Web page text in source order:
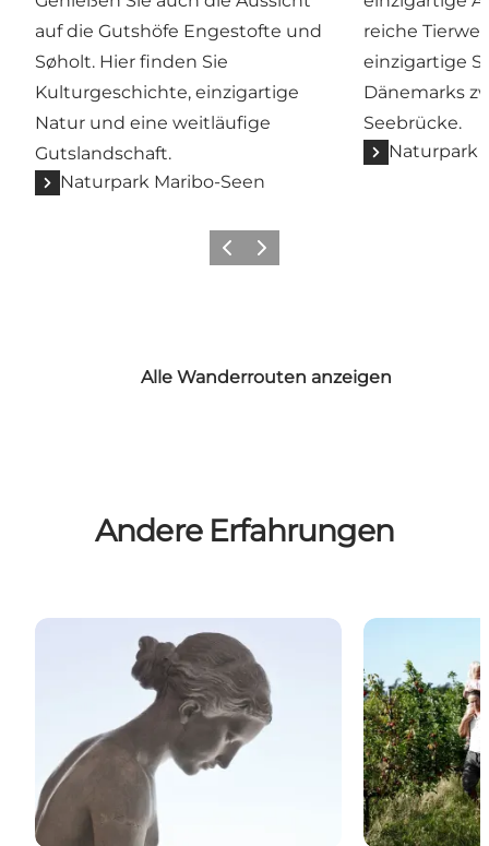
auf die Gutshöfe Engestofte und
Søholt. Hier finden Sie
Kulturgeschichte, einzigartige
Natur und eine weitläufige
Gutslandschaft.
Naturpark Maribo-Seen
reiche
einzigartige
Dänemarks
Seebrücke.
Naturpark
ZurückWeiter
Alle Wanderrouten anzeigen
Andere Erfahrungen
Kunst und kultur Die kleinen